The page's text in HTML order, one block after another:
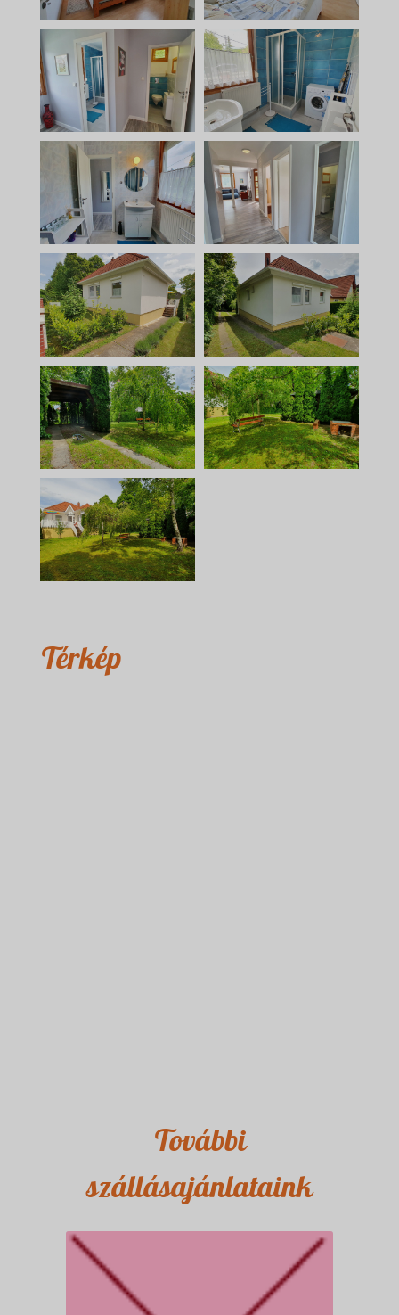
Térkép
További
szállásajánlataink